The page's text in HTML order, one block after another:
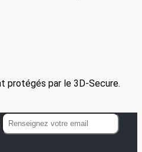
protégés par le 3D-Secure.